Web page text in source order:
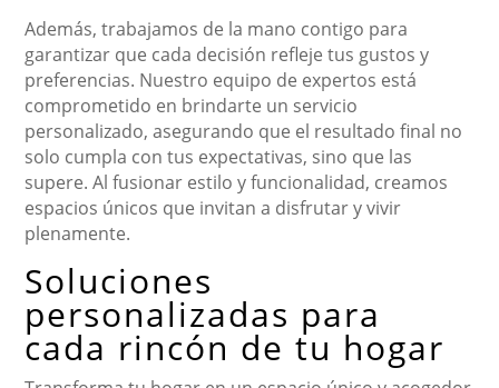
Además, trabajamos de la mano contigo para
garantizar que cada decisión refleje tus gustos y
preferencias. Nuestro equipo de expertos está
comprometido en brindarte un servicio
personalizado, asegurando que el resultado final no
solo cumpla con tus expectativas, sino que las
supere. Al fusionar estilo y funcionalidad, creamos
espacios únicos que invitan a disfrutar y vivir
plenamente.
Soluciones
personalizadas para
cada rincón de tu hogar